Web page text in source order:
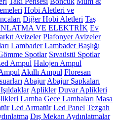
Hobi Aletleri ve
Diğer Hobi Aletleri Taş
VE ELEKTRİK Ev
Avizeler Plafonyer Avizeler
Lambader Lambader Başlığı
Spotlar Sıvaüstü Spotlar
Ampul Halojen Ampul
Akıllı Ampul Floresan
Abajur Abajur Şapkaları
Aplikler Duvar Aplikleri
Lamba Gece Lambaları Masa
Led Armatür Led Panel Tezgah
Dış Mekan Aydınlatmalar